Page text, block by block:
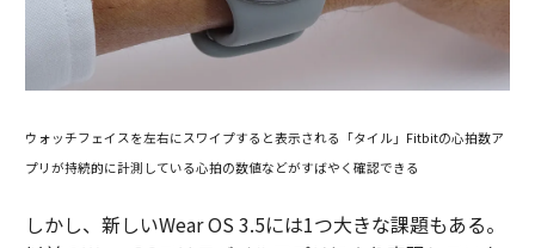
ウォッチフェイスを左右にスワイプすると表示される「タイル」Fitbitの心拍数ア
プリが持続的に計測している心拍の数値などがすばやく確認できる
しかし、新しいWear OS 3.5には1つ大きな課題もある。